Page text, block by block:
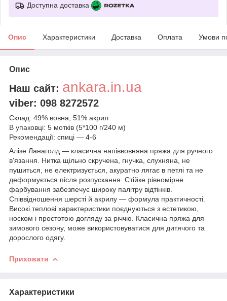
Доступна доставка
Опис Характеристики Доставка Оплата Умови
Опис
Наш сайт: ankara.in.ua
viber: 098 8272572
Склад: 49% вовна, 51% акрил
В упаковці: 5 мотків (5*100 г/240 м)
Рекомендації: спиці — 4-6
Алізе Ланаголд — класична напіввовняна пряжа для ручного
в'язання. Нитка щільно скручена, гнучка, слухняна, не
пушиться, не електризується, акуратно лягає в петлі та не
деформується після розпускання. Стійке рівномірне
фарбування забезпечує широку палітру відтінків.
Співвідношення шерсті й акрилу — формула практичності.
Високі теплові характеристики поєднуються з естетикою,
носком і простотою догляду за річчю. Класична пряжа для
зимового сезону, може використовуватися для дитячого та
дорослого одягу.
Приховати
Характеристики